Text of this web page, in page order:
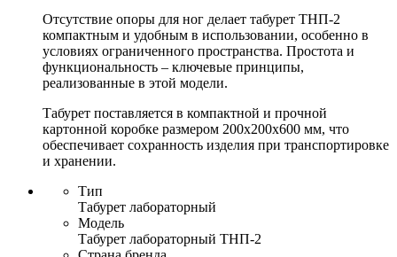
Отсутствие опоры для ног делает табурет ТНП-2
компактным и удобным в использовании, особенно в
условиях ограниченного пространства. Простота и
функциональность – ключевые принципы,
реализованные в этой модели.
Табурет поставляется в компактной и прочной
картонной коробке размером 200х200х600 мм, что
обеспечивает сохранность изделия при транспортировке
и хранении.
Тип
Табурет лабораторный
Модель
Табурет лабораторный ТНП-2